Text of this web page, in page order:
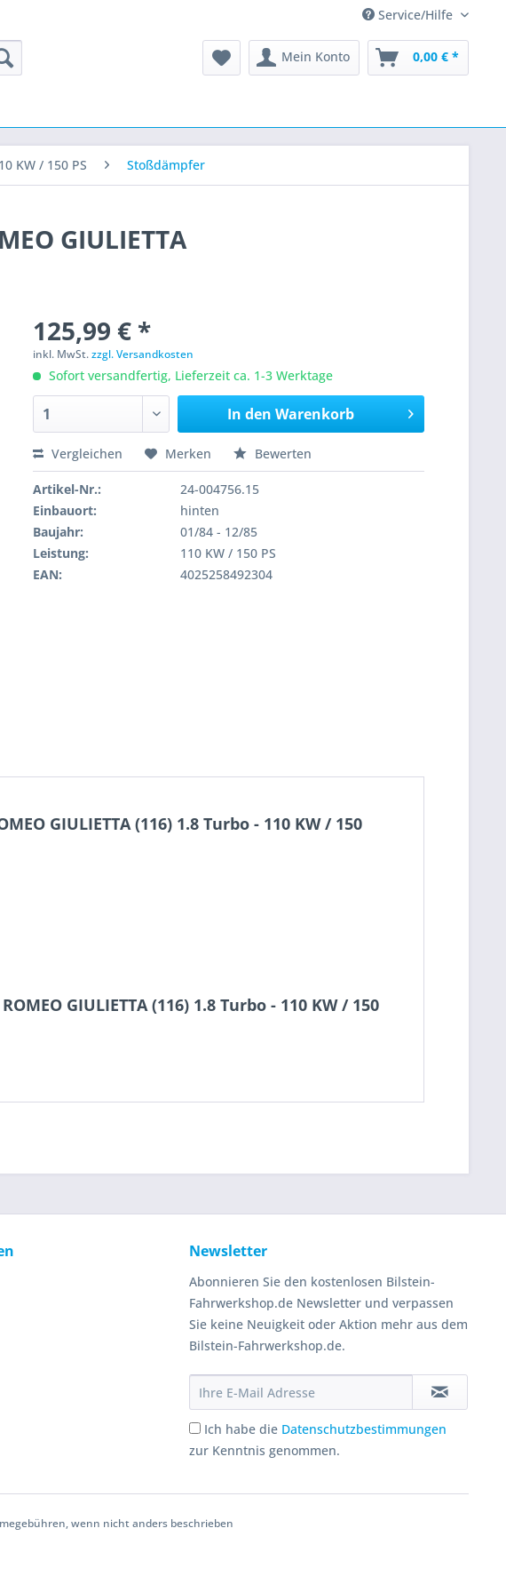
Service/Hilfe
Mein Konto 0,00 € *
KW / 150 PS Stoßdämpfer
GIULIETTA
125,99 € *
inkl. MwSt.zzgl. Versandkosten
Sofort versandfertig, Lieferzeit ca. 1-3 Werktage
In den Warenkorb
Vergleichen Merken Bewerten
Artikel-Nr.:
24-004756.15
Einbauort:
hinten
Baujahr:
01/84 - 12/85
Leistung:
110 KW / 150 PS
EAN:
4025258492304
GIULIETTA (116) 1.8 Turbo - 110 KW / 150
GIULIETTA (116) 1.8 Turbo - 110 KW / 150
Newsletter
Abonnieren Sie den kostenlosen Bilstein-
Fahrwerkshop.de Newsletter und verpassen
Sie keine Neuigkeit oder Aktion mehr aus dem
Bilstein-Fahrwerkshop.de.
Ich habe die Datenschutzbestimmungen
zur Kenntnis genommen.
wenn nicht anders beschrieben